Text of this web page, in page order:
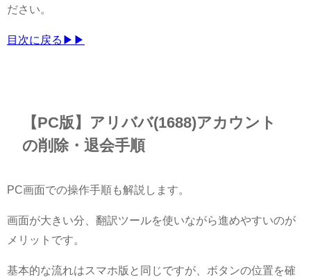
ださい。
目次に戻る▶▶
【PC版】アリババ(1688)アカウント
の削除・退会手順
PC画面での操作手順も解説します。
画面が大きい分、翻訳ツールを使いながら進めやすいのが
メリットです。
基本的な流れはスマホ版と同じですが、ボタンの位置を確